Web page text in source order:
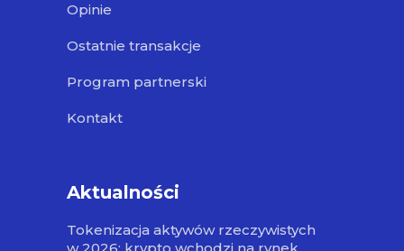
Opinie
Ostatnie transakcje
Program partnerski
Kontakt
Aktualności
Tokenizacja aktywów rzeczywistych